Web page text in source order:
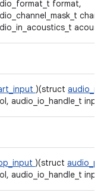
format,
)(struct
audio_io_handle_t
)(struct
audio_io_handle_t